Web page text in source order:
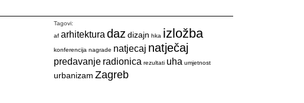
Tagovi:
af arhitektura daz dizajn hka izložba
konferencija nagrade natjecaj natječaj
predavanje radionica rezultati uha umjetnost
urbanizam Zagreb